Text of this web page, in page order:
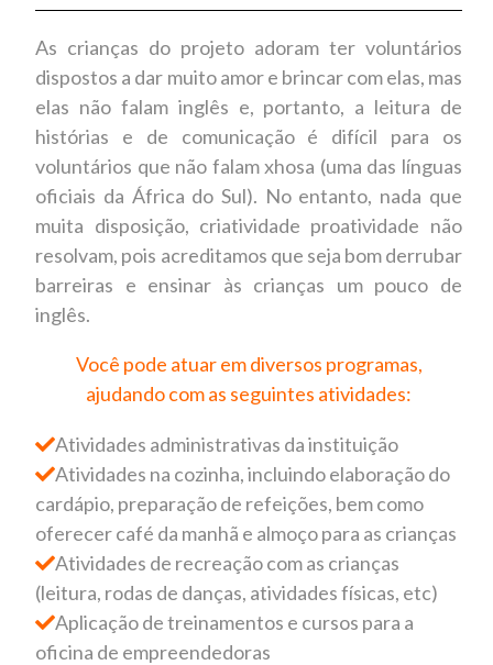
As crianças do projeto adoram ter voluntários
dispostos a dar muito amor e brincar com elas, mas
elas não falam inglês e, portanto, a leitura de
histórias e de comunicação é difícil para os
voluntários que não falam xhosa (uma das línguas
oficiais da África do Sul). No entanto, nada que
muita disposição, criatividade proatividade não
resolvam, pois acreditamos que seja bom derrubar
barreiras e ensinar às crianças um pouco de
inglês.
Você pode atuar em diversos programas,
ajudando com as seguintes atividades:
Atividades administrativas da instituição
Atividades na cozinha, incluindo elaboração do
cardápio, preparação de refeições, bem como
oferecer café da manhã e almoço para as crianças
Atividades de recreação com as crianças
(leitura, rodas de danças, atividades físicas, etc)
Aplicação de treinamentos e cursos para a
oficina de empreendedoras